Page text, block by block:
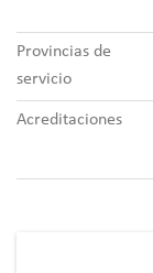
Provincias de
servicio
Acreditaciones